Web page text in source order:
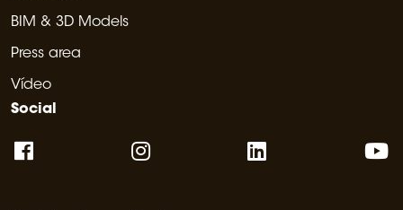
BIM & 3D Models
Press area
Vídeo
Social